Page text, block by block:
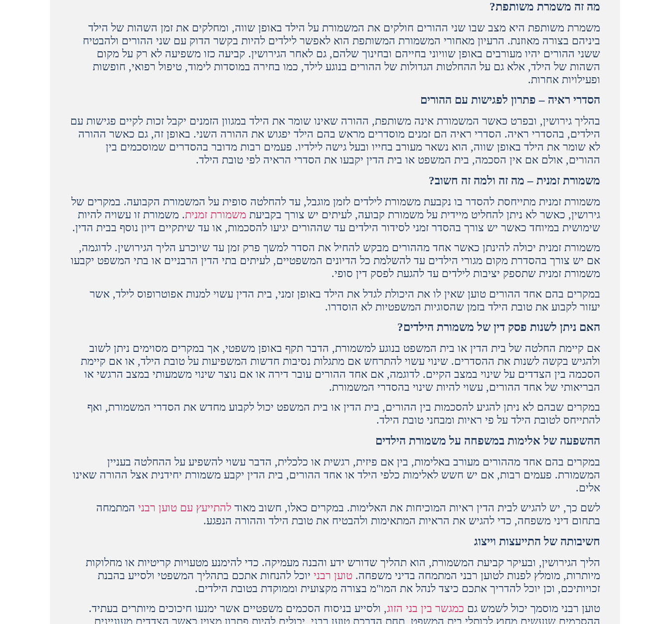
מה זה משמרת משותפת?
משמרת משותפת היא מצב שבו שני ההורים חולקים את המשמורת על הילד באופן שווה, ומחלקים את זמן השהות של הילד
ביניהם בצורה מאוזנת. הרעיון מאחורי המשמורת המשותפת הוא לאפשר לילדים להיות בקשר הדוק עם שני ההורים ולהבטיח
ששני ההורים יהיו מעורבים באופן שוויוני בחייהם ובחינוך שלהם, גם לאחר הגירושין. קביעה כזו משפיעה לא רק על מקום
השהות של הילד, אלא גם על ההחלטות הגדולות של ההורים בנוגע לילד, כמו בחירה במוסדות לימוד, טיפול רפואי, חופשות
ופעילויות אחרות.
הסדרי ראיה – פתרון לפגישות עם ההורים
בהליך גירושין, ובפרט כאשר המשמורת אינה משותפת, ההורה שאינו שומר את הילד במגוון הזמנים יקבל זכות לקיים פגישות עם
הילדים, בהסדרי ראיה. הסדרי ראיה הם זמנים מוסדרים מראש בהם הילד יפגוש את ההורה השני. באופן זה, גם כאשר ההורה
לא שומר את הילד באופן שווה, הוא נשאר מעורב בחייו ובעל גישה לילדיו. פעמים רבות מדובר בהסדרים שמוסכמים בין
ההורים, אולם אם אין הסכמה, בית המשפט או בית הדין יקבעו את הסדרי הראיה לפי טובת הילד.
משמורת זמנית – מה זה ולמה זה חשוב?
משמורת זמנית מתייחסת להסדר בו נקבעת משמורת לילדים לזמן מוגבל, עד להחלטה סופית על המשמורת הקבועה. במקרים של
גירושין, כאשר לא ניתן להחליט מיידית על משמורת קבועה, לעיתים יש צורך בקביעת משמורת זמנית. משמורת זו עשויה להיות
שימושית במיוחד כאשר יש צורך בהסדר זמני לסידור הילדים עד שההורים יגיעו להסכמות, או עד שיתקיים דיון נוסף בבית הדין.
משמורת זמנית יכולה להינתן כאשר אחד מההורים מבקש להחיל את הסדר למשך פרק זמן עד שיוכרע הליך הגירושין. לדוגמה,
אם יש צורך בהסדרת מקום מגורי הילדים עד להשלמת כל הדיונים המשפטיים, לעיתים בתי הדין הרבניים או בתי המשפט יקבעו
משמורת זמנית שתספק יציבות לילדים עד להגעת לפסק דין סופי.
במקרים בהם אחד ההורים טוען שאין לו את היכולת לגדל את הילד באופן זמני, בית הדין עשוי למנות אפוטרופוס לילד, אשר
יעזור לקבוע את טובת הילד בזמן שהסוגיות המשפטיות לא הוסדרו.
האם ניתן לשנות פסק דין של משמורת הילדים?
אם קיימת החלטה של בית הדין או בית המשפט בנוגע למשמורת, הדבר תקף באופן משפטי, אך במקרים מסוימים ניתן לשוב
ולהגיש בקשה לשנות את ההסדרים. שינוי עשוי להתרחש אם מתגלות נסיבות חדשות המשפיעות על טובת הילד, או אם קיימת
הסכמה בין הצדדים על שינוי במצב הקיים. לדוגמה, אם אחד ההורים עובר דירה או אם נוצר שינוי משמעותי במצב הרגשי או
הבריאותי של אחד ההורים, עשוי להיות שינוי בהסדרי המשמורת.
במקרים שבהם לא ניתן להגיע להסכמות בין ההורים, בית הדין או בית המשפט יכול לקבוע מחדש את הסדרי המשמורת, ואף
להתייחס לטובת הילד על פי ראיות ומבחני טובת הילד.
ההשפעה של אלימות במשפחה על משמורת הילדים
במקרים בהם אחד מההורים מעורב באלימות, בין אם פיזית, רגשית או כלכלית, הדבר עשוי להשפיע על ההחלטה בעניין
המשמורת. פעמים רבות, אם יש חשש לאלימות כלפי הילד או אחד ההורים, בית הדין יקבע משמורת יחידנית אצל ההורה שאינו
אלים.
לשם כך, יש להגיש לבית הדין ראיות המוכיחות את האלימות. במקרים כאלו, חשוב מאודלהתייעץ עם טוען רבני המתמחה
בתחום דיני משפחה, כדי להגיש את הראיות המתאימות ולהבטיח את טובת הילד וההורה הנפגע.
חשיבותה של התייעצות וייצוג
הליך הגירושין, ובעיקר קביעת המשמורת, הוא תהליך שדורש ידע והבנה מעמיקה. כדי להימנע מטעויות קריטיות או מחלוקות
מיותרות, מומלץ לפנות לטוען רבני המתמחה בדיני משפחה. טוען רבני יוכל להנחות אתכם בתהליך המשפטי ולסייע בהבנת
זכויותיכם, וכן יוכל להדריך אתכם כיצד לנהל את המו"מ בצורה מקצועית וממוקדת בטובת הילדים.
טוען רבני מוסמך יכול לשמש גם כמגשר בין בני הזוג, ולסייע בניסוח הסכמים משפטיים אשר ימנעו חיכוכים מיותרים בעתיד.
ההסכמים שנעשים מחוץ לכותלי בית המשפט, תחת הדרכת טוען רבני, יכולים להיות פתרון מצוין כאשר הצדדים מעוניינים